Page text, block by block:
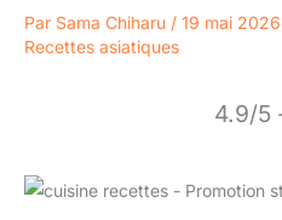
Par Sama Chiharu / 19 mai 2026
Recettes asiatiques
4.9/5